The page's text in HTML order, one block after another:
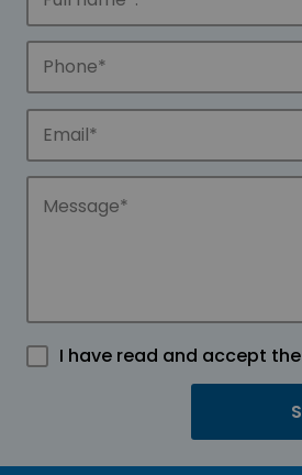
I have read and accept the